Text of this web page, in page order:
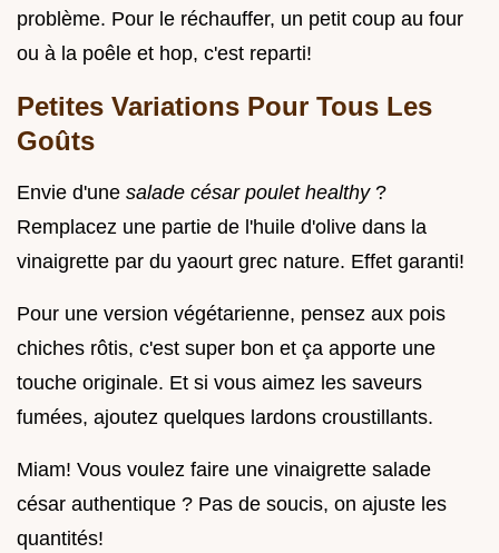
problème. Pour le réchauffer, un petit coup au four
ou à la poêle et hop, c'est reparti!
Petites Variations Pour Tous Les
Goûts
Envie d'une salade césar poulet healthy ?
Remplacez une partie de l'huile d'olive dans la
vinaigrette par du yaourt grec nature. Effet garanti!
Pour une version végétarienne, pensez aux pois
chiches rôtis, c'est super bon et ça apporte une
touche originale. Et si vous aimez les saveurs
fumées, ajoutez quelques lardons croustillants.
Miam! Vous voulez faire une vinaigrette salade
césar authentique ? Pas de soucis, on ajuste les
quantités!